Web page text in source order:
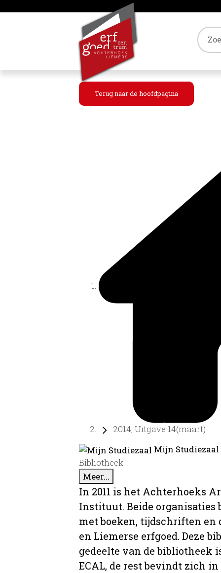
Terug naar de hoofdpagina
2014, Uitgave 14(maart)
Mijn
Bibliotheek
Meer...
In 2011 is het Achterhoeks
Instituut. Beide organisaties
met boeken, tijdschriften
en Liemerse erfgoed. Deze
gedeelte van de bibliotheek
ECAL, de rest bevindt zich